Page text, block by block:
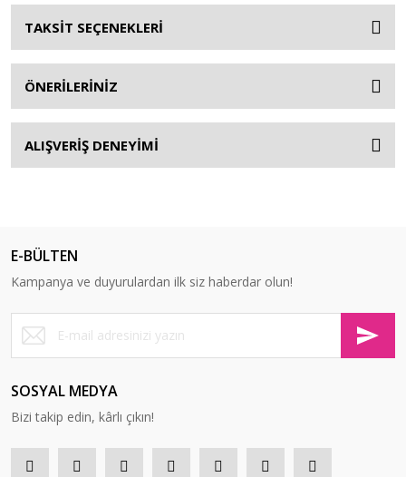
TAKSİT SEÇENEKLERİ
ÖNERİLERİNİZ
ALIŞVERİŞ DENEYİMİ
E-BÜLTEN
Kampanya ve duyurulardan ilk siz haberdar olun!
SOSYAL MEDYA
Bizi takip edin, kârlı çıkın!